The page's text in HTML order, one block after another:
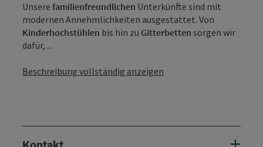
Unsere familienfreundlichen Unterkünfte sind mit
modernen Annehmlichkeiten ausgestattet. Von
Kinderhochstühlen bis hin zu Gitterbetten sorgen wir
dafür, ...
Beschreibung vollständig anzeigen